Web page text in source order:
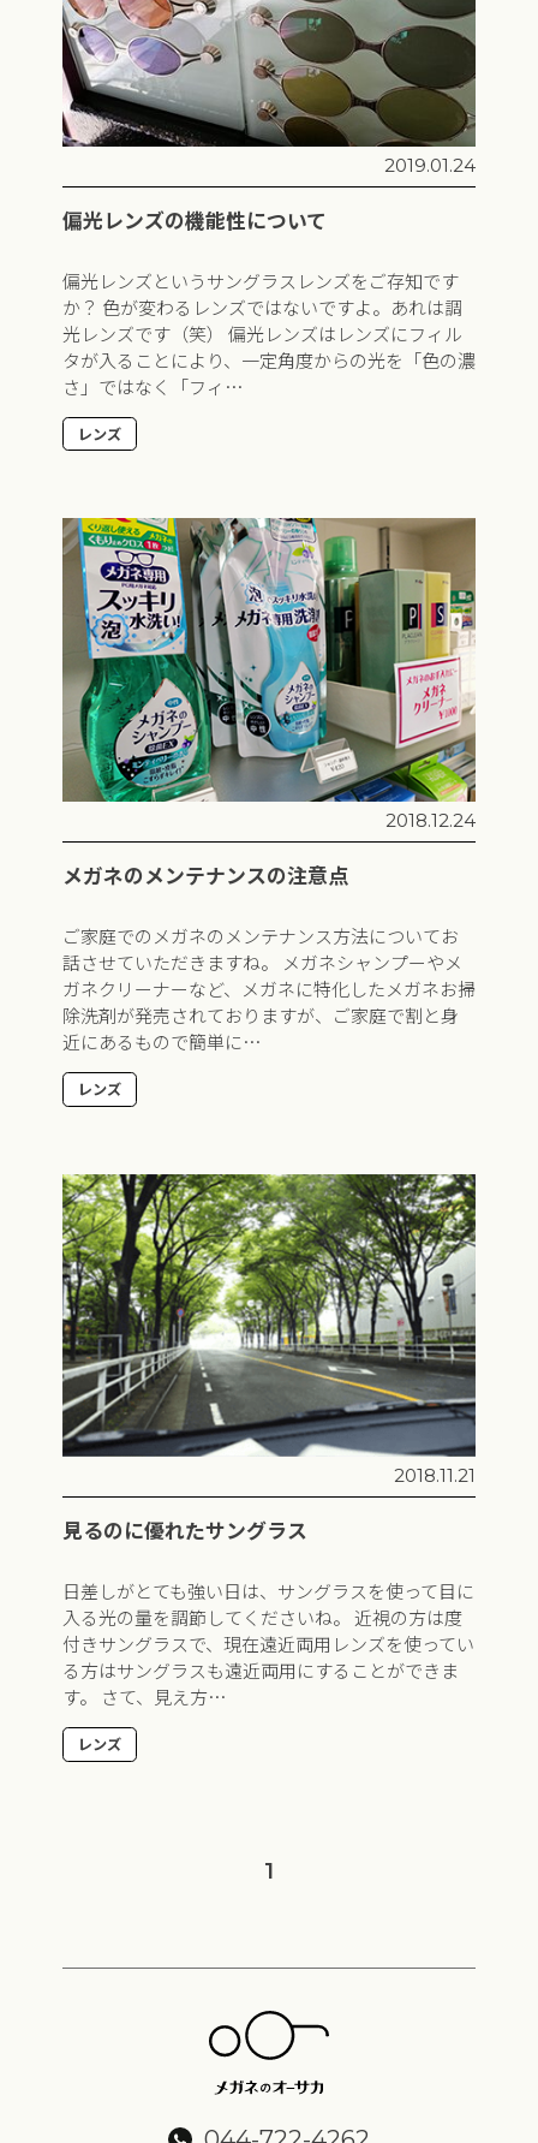
2019.01.24
偏光レンズの機能性について
偏光レンズというサングラスレンズをご存知です
か？ 色が変わるレンズではないですよ。あれは調
光レンズです（笑） 偏光レンズはレンズにフィル
タが入ることにより、一定角度からの光を「色の濃
さ」ではなく「フィ…
レンズ
2018.12.24
メガネのメンテナンスの注意点
ご家庭でのメガネのメンテナンス方法についてお
話させていただきますね。 メガネシャンプーやメ
ガネクリーナーなど、メガネに特化したメガネお掃
除洗剤が発売されておりますが、ご家庭で割と身
近にあるもので簡単に…
レンズ
2018.11.21
見るのに優れたサングラス
日差しがとても強い日は、サングラスを使って目に
入る光の量を調節してくださいね。 近視の方は度
付きサングラスで、現在遠近両用レンズを使ってい
る方はサングラスも遠近両用にすることができま
す。 さて、見え方…
レンズ
1